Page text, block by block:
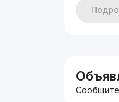
не торец
2 сан узел